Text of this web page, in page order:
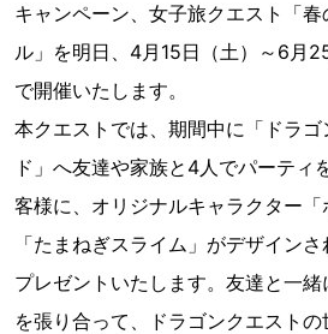
キャンペーン、女子旅クエスト「
ル」を明日、4月15日（土）～6月
で開催いたします。
本クエストでは、期間中に「ドラ
ド」へ友達や家族と4人でパーティ
客様に、オリジナルキャラクター
「たまねぎスライム」がデザイン
プレゼントいたします。友達と一
を張り合って、ドラゴンクエスト